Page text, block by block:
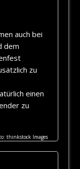
auch bei
dem
zu
einen
zu
thinkstock Images